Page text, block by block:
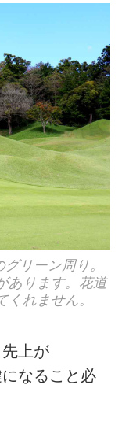
リーン周り。
あります。花道
れません。
上が
なること必